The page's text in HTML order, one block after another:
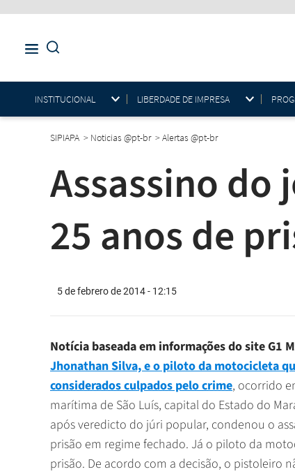
INSTITUCIONAL LIBERDADE DE IMPRESA
SIPIAPA > Noticias @pt-br >Alertas @pt-br
Assassino do
25 anos de
5 de febrero de 2014 - 12:15
Notícia baseada em informações do site G1
Jhonathan Silva, e o piloto da motocicleta
considerados culpados pelo crime, ocorrido
marítima de São Luís, capital do Estado do
após veredicto do júri popular, condenou o
prisão em regime fechado. Já o piloto da
prisão. De acordo com a decisão, o pistoleiro